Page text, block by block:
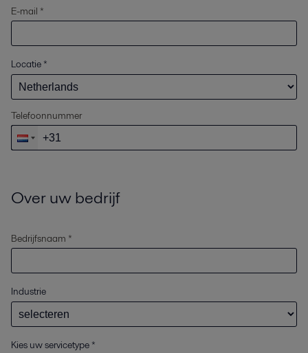
E-mail *
Locatie *
Telefoonnummer
Over uw bedrijf
Bedrijfsnaam *
Industrie
Kies uw servicetype *